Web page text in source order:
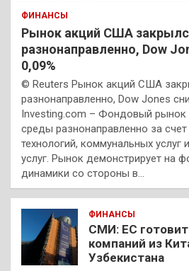
ФИНАНСЫ
Рынок акций США
разнонаправленно, Dow
0,09%
© Reuters Рынок акций США
разнонаправленно, Dow Jones
Investing.com – Фондовый
среды разнонаправленно за
технологий, коммунальных услуг
услуг. Рынок демонстрирует на
динамики со стороны в…
ФИНАНСЫ
СМИ: ЕС
компаний из
Узбекистана